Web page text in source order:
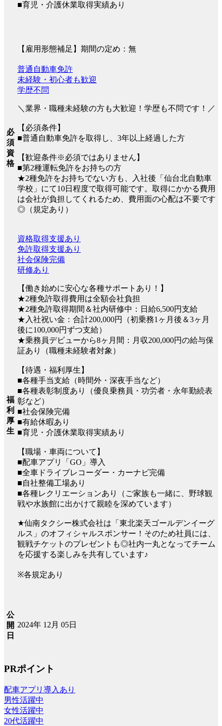
■育児・介護休業取得実績あり
【雇用形態補足】期間の定め：無
必
須
資
格
普通自動車免許
未経験・初心者も歓迎
学歴不問
＼業界・職種未経験の方も大歓迎！学歴も不問です！／
【必須条件】
■普通自動車免許を取得し、3年以上経過した方
【歓迎条件※必須ではありません】
■第2種運転免許をお持ちの方
★2種免許をお持ちでない方も、入社後「仙台北自動車
学校」にて10日程度で取得可能です。取得にかかる費用
は会社が負担してくれるため、費用面の心配は不要です
◎（規定あり）
福
利
厚
生
資格取得支援あり
免許取得支援あり
社会保険完備
研修あり
【働き始めに安心な各種サポートあり！】
★2種免許取得費用は全額会社負担
★2種免許取得期間＆社内研修中：日給6,500円支給
★入社祝い金：合計200,000円（初乗務1ヶ月後＆3ヶ月
後に100,000円ずつ支給）
★乗務員デビューから8ヶ月間：月収200,000円の給与保
証あり（職種未経験者対象）
【待遇・福利厚生】
■各種手当支給（時間外・深夜手当など）
■各種表彰制度あり（優良乗務員・功労者・永年勤続表
彰など）
■社会保険完備
■有給休暇あり
■育児・介護休業取得実績あり
【職場・車両について】
■配車アプリ「GO」導入
■全車ドライブレコーダー・カーナビ完備
■自社整備工場あり
■各種レクリエーションあり（ご家族も一緒に、野球観
戦や水族館に出かけて親睦を深めています）
★仙南タクシー株式会社は「東北楽天ゴールデンイーグ
ルス」のオフィシャルスポンサー！そのため社員には、
観戦チケットのプレゼントも◎社内一丸となってチーム
を応援する楽しみを共有しています♪
※各規定あり
公
開
日
2024年 12月 05日
PRポイント
配車アプリ導入あり
男性活躍中
女性活躍中
20代活躍中